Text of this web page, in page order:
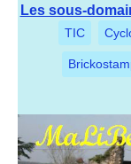
Les sous-
TIC